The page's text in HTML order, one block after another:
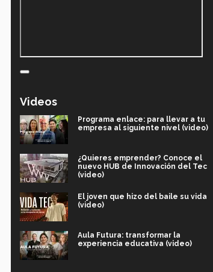
Videos
Programa enlace: para llevar a tu
empresa al siguiente nivel (video)
¿Quieres emprender? Conoce el
nuevo HUB de Innovación del Tec
(video)
El joven que hizo del baile su vida
(video)
Aula Futura: transformar la
experiencia educativa (video)